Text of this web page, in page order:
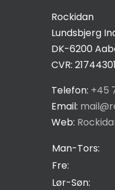
Rockidan
Lundsbjerg
DK-6200
CVR: 21744301
Telefon: +45
Email:
Web:
Man-Tors:
Fre:
Lør-Søn: